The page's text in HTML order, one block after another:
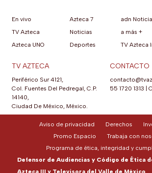
En vivo
TV Azteca
Azteca UNO
Azteca 7
Noticias
Deportes
adn
a más +
TV Azteca
TV AZTECA
Periférico Sur 4121,
Col. Fuentes Del Pedregal, C.P.
14140,
Ciudad De México, México.
CONTACTO
55 1720 1313
Aviso de privacidad Derechos
Promo Espacio
Trabaja con
Programa de ética, integridad y
Defensor de Audiencias y Código de Ética
Azteca III y Televisora del Valle de México